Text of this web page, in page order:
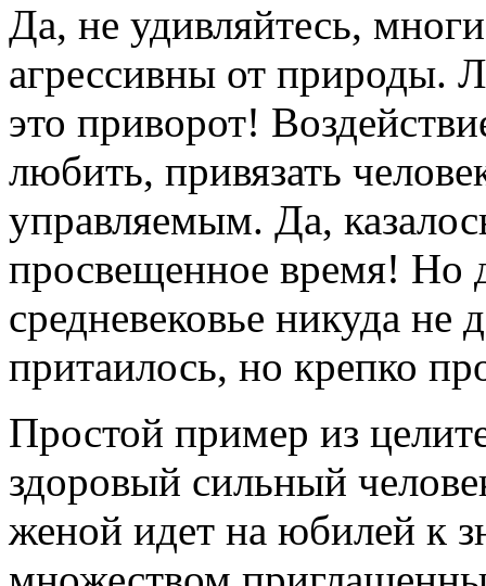
Да, не удивляйтесь,
агрессивны от природы.
это приворот!
любить, привязать
управляемым. Да,
просвещенное время! Но
средневековье никуда
притаилось, но крепко
Простой пример из
здоровый сильный
женой идет на юбилей к